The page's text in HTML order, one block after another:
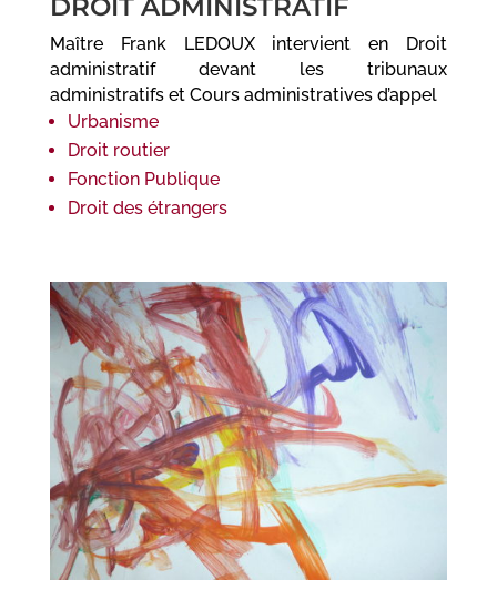
DROIT ADMINISTRATIF
Maître Frank LEDOUX intervient en Droit
administratif devant les tribunaux
administratifs et Cours administratives d’appel
Urbanisme
Droit routier
Fonction Publique
Droit des étrangers